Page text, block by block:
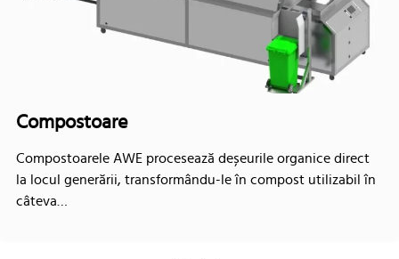
Compostoare
Compostoarele AWE procesează deșeurile organice direct
la locul generării, transformându-le în compost utilizabil în
câteva…